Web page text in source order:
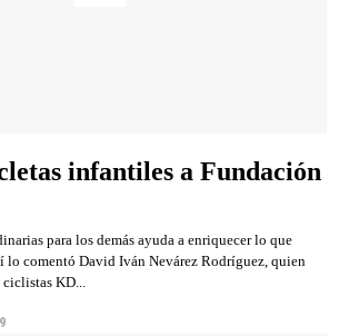
infantiles a Fundación
lo comentó David Iván Nevárez Rodríguez, quien
ciclistas KD...